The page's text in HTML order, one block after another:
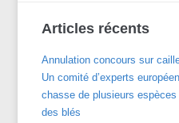
Articles récents
Annulation concours sur
Un comité d’experts
chasse de plusieurs
des blés